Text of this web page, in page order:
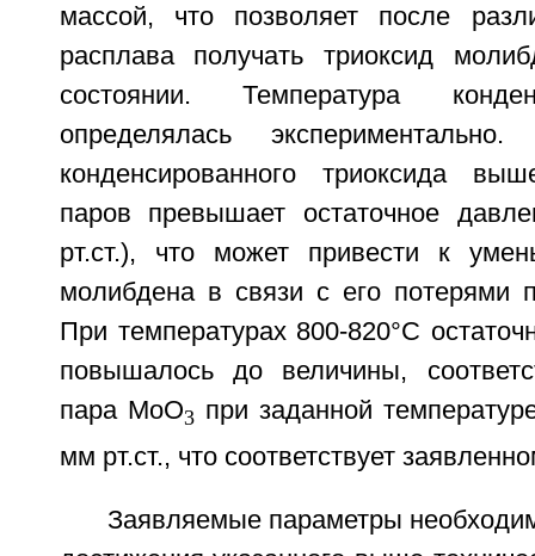
массой, что позволяет после
расплава получать триоксид
состоянии. Температура
определялась
конденсированного триоксида
паров превышает остаточное
рт.ст.), что может привести к
молибдена в связи с его потерями
При температурах 800-820°С
повышалось до величины,
пара МоО3 при заданной
мм рт.ст., что соответствует
Заявляемые параметры